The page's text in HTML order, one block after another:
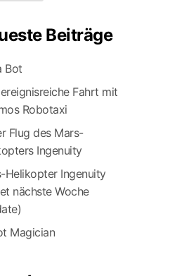
Beiträge
Bot
Fahrt mit
Robotaxi
Flug des Mars-
Ingenuity
Helikopter Ingenuity
nächste Woche
Magician